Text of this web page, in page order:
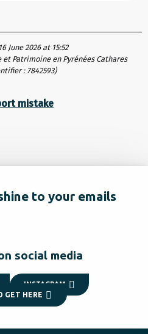
June 2026 at 15:52
Patrimoine en Pyrénées Cathares
: 7842593)
mistake
to your emails
social media
INSTAGRAM
GET HERE